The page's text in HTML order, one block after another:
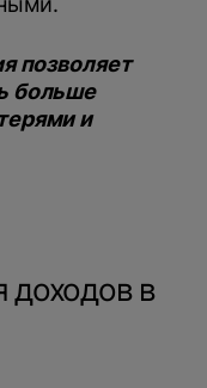
позволяет
больше
и
доходов в